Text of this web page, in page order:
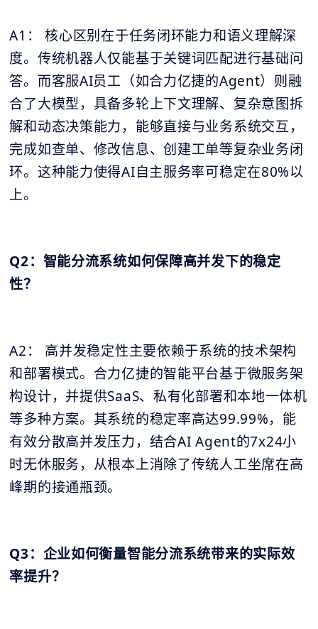
A1： 核心区别在于任务闭环能力和语义理解深
度。传统机器人仅能基于关键词匹配进行基础问
答。而客服AI员工（如合力亿捷的Agent）则融
合了大模型，具备多轮上下文理解、复杂意图拆
解和动态决策能力，能够直接与业务系统交互，
完成如查单、修改信息、创建工单等复杂业务闭
环。这种能力使得AI自主服务率可稳定在80%以
上。
Q2：智能分流系统如何保障高并发下的稳定
性？
A2： 高并发稳定性主要依赖于系统的技术架构
和部署模式。合力亿捷的智能平台基于微服务架
构设计，并提供SaaS、私有化部署和本地一体机
等多种方案。其系统的稳定率高达99.99%，能
有效分散高并发压力，结合AI Agent的7x24小
时无休服务，从根本上消除了传统人工坐席在高
峰期的接通瓶颈。
Q3：企业如何衡量智能分流系统带来的实际效
率提升？